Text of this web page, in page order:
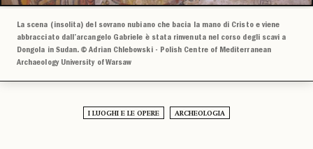
La scena (insolita) del sovrano nubiano che bacia la mano di Cristo e viene
abbracciato dall’arcangelo Gabriele è stata rinvenuta nel corso degli scavi a
Dongola in Sudan. © Adrian Chlebowski - Polish Centre of Mediterranean
Archaeology University of Warsaw
I LUOGHI E LE OPERE ARCHEOLOGIA